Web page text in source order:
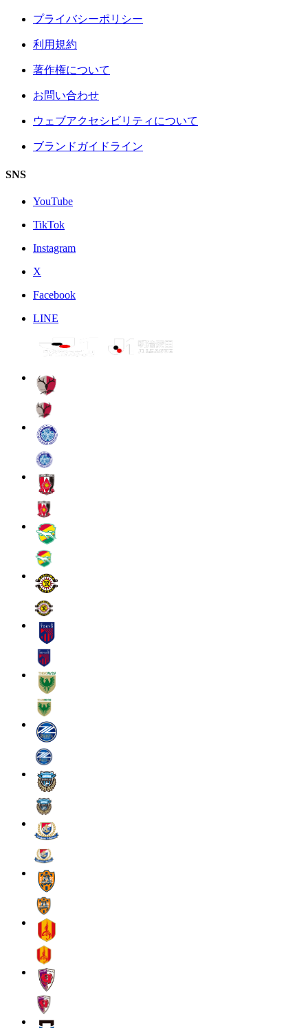
プライバシーポリシー
利用規約
著作権について
お問い合わせ
ウェブアクセシビリティについて
ブランドガイドライン
SNS
YouTube
TikTok
Instagram
X
Facebook
LINE